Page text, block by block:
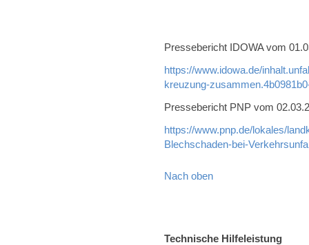
Pressebericht IDOWA vom
https://www.idowa.de/
kreuzung-
Pressebericht PNP vom
https://www.pnp.de/lokales/
Blechschaden-bei-
Nach oben
Technische Hilfeleistung